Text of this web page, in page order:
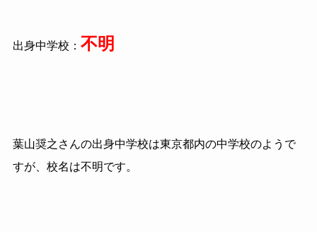
出身中学校： 不明
葉山奨之さんの出身中学校は東京都内の中学校のようで
すが、校名は不明です。